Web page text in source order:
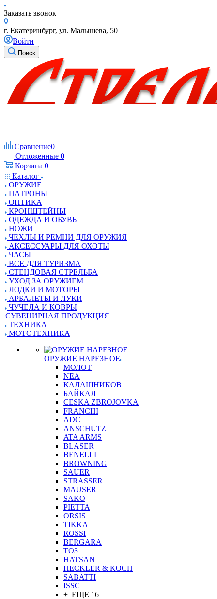
Заказать звонок
г. Екатеринбург, ул. Малышева, 50
Войти
Поиск
Сравнение0
Отложенные 0
Корзина 0
Каталог
ОРУЖИЕ
ПАТРОНЫ
ОПТИКА
КРОНШТЕЙНЫ
ОДЕЖДА И ОБУВЬ
НОЖИ
ЧЕХЛЫ И РЕМНИ ДЛЯ ОРУЖИЯ
АКСЕССУАРЫ ДЛЯ ОХОТЫ
ЧАСЫ
ВСЕ ДЛЯ ТУРИЗМА
СТЕНДОВАЯ СТРЕЛЬБА
УХОД ЗА ОРУЖИЕМ
ЛОДКИ И МОТОРЫ
АРБАЛЕТЫ И ЛУКИ
ЧУЧЕЛА И КОВРЫ
СУВЕНИРНАЯ ПРОДУКЦИЯ
ТЕХНИКА
МОТОТЕХНИКА
ОРУЖИЕ НАРЕЗНОЕ
МОЛОТ
NEA
КАЛАШНИКОВ
БАЙКАЛ
CESKA ZBROJOVKA
FRANCHI
ADC
ANSCHUTZ
ATA ARMS
BLASER
BENELLI
BROWNING
SAUER
STRASSER
MAUSER
SAKO
PIETTA
ORSIS
TIKKA
ROSSI
BERGARA
ТОЗ
HATSAN
HECKLER & KOCH
SABATTI
ISSC
+ ЕЩЕ 16